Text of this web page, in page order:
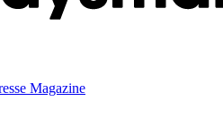
Magazine